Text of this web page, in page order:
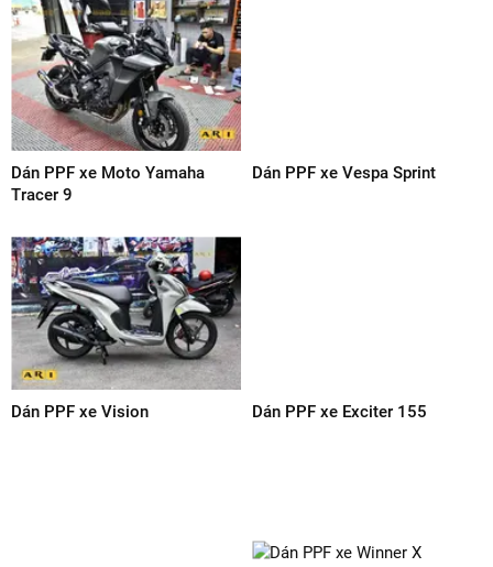
Dán PPF xe Moto Yamaha
Tracer 9
Dán PPF xe Vespa Sprint
Dán PPF xe Vision Dán PPF xe Exciter 155